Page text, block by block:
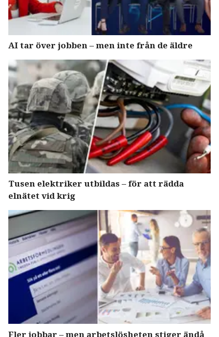
AI tar över jobben – men inte från de äldre
Tusen elektriker utbildas – för att rädda
elnätet vid krig
Fler jobbar – men arbetslösheten stiger ändå